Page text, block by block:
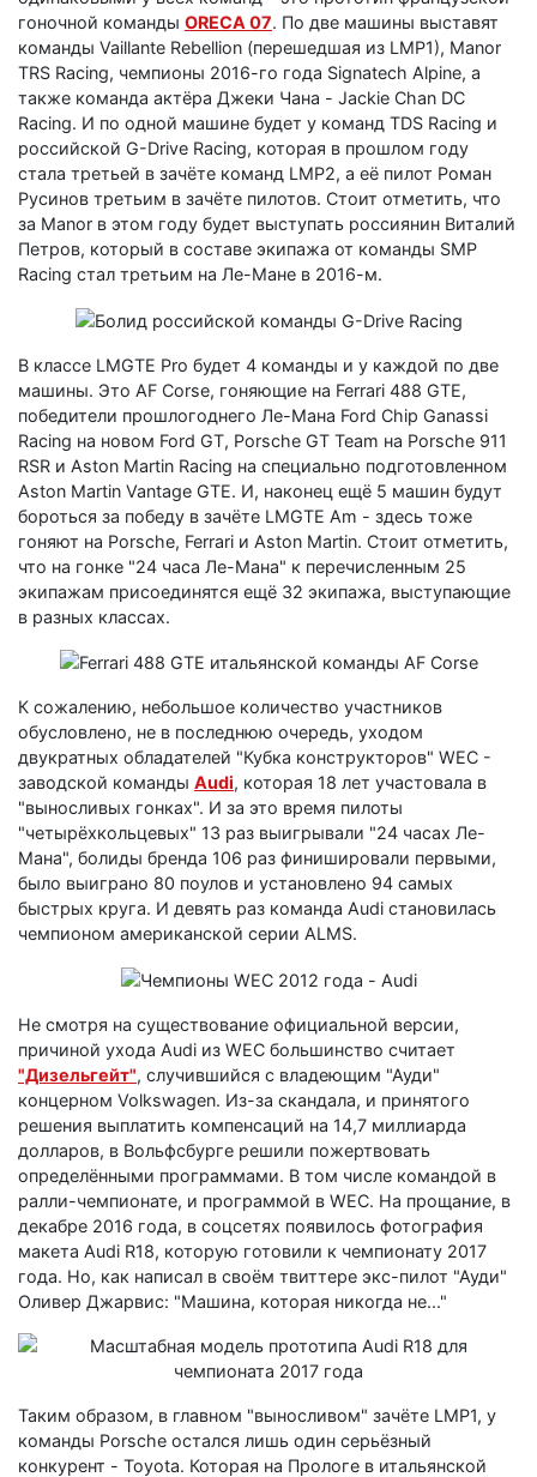
гоночной команды ORECA 07. По две машины выставят
команды Vaillante Rebellion (перешедшая из LMP1), Manor
TRS Racing, чемпионы 2016-го года Signatech Alpine, а
также команда актёра Джеки Чана - Jackie Chan DC
Racing. И по одной машине будет у команд TDS Racing и
российской G-Drive Racing, которая в прошлом году
стала третьей в зачёте команд LMP2, а её пилот Роман
Русинов третьим в зачёте пилотов. Стоит отметить, что
за Manor в этом году будет выступать россиянин Виталий
Петров, который в составе экипажа от команды SMP
Racing стал третьим на Ле-Мане в 2016-м.
В классе LMGTE Pro будет 4 команды и у каждой по две
машины. Это AF Corse, гоняющие на Ferrari 488 GTE,
победители прошлогоднего Ле-Мана Ford Chip Ganassi
Racing на новом Ford GT, Porsche GT Team на Porsche 911
RSR и Aston Martin Racing на специально подготовленном
Aston Martin Vantage GTE. И, наконец ещё 5 машин будут
бороться за победу в зачёте LMGTE Am - здесь тоже
гоняют на Porsche, Ferrari и Aston Martin. Стоит отметить,
что на гонке "24 часа Ле-Мана" к перечисленным 25
экипажам присоединятся ещё 32 экипажа, выступающие
в разных классах.
К сожалению, небольшое количество участников
обусловлено, не в последнюю очередь, уходом
двукратных обладателей "Кубка конструкторов" WEC -
заводской команды Audi, которая 18 лет участовала в
"выносливых гонках". И за это время пилоты
"четырёхкольцевых" 13 раз выигрывали "24 часах Ле-
Мана", болиды бренда 106 раз финишировали первыми,
было выиграно 80 поулов и установлено 94 самых
быстрых круга. И девять раз команда Audi становилась
чемпионом американской серии ALMS.
Не смотря на существование официальной версии,
причиной ухода Audi из WEC большинство считает
"Дизельгейт", случившийся с владеющим "Ауди"
концерном Volkswagen. Из-за скандала, и принятого
решения выплатить компенсаций на 14,7 миллиарда
долларов, в Вольфсбурге решили пожертвовать
определёнными программами. В том числе командой в
ралли-чемпионате, и программой в WEC. На прощание, в
декабре 2016 года, в соцсетях появилось фотография
макета Audi R18, которую готовили к чемпионату 2017
года. Но, как написал в своём твиттере экс-пилот "Ауди"
Оливер Джарвис: "Машина, которая никогда не..."
Таким образом, в главном "выносливом" зачёте LMP1, у
команды Porsche остался лишь один серьёзный
конкурент - Toyota. Которая на Прологе в итальянской